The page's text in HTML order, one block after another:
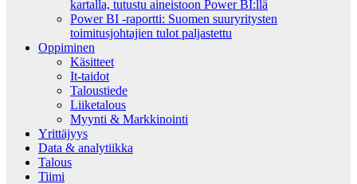
kartalla, tutustu aineistoon Power BI:llä
Power BI -raportti: Suomen suuryritysten
toimitusjohtajien tulot paljastettu
Oppiminen
Käsitteet
It-taidot
Taloustiede
Liiketalous
Myynti & Markkinointi
Yrittäjyys
Data & analytiikka
Talous
Tiimi